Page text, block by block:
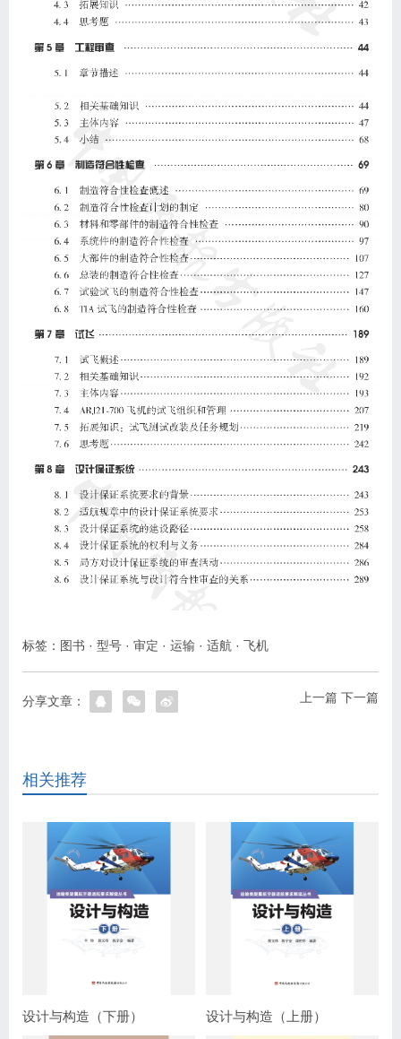
标签： 图书 · 型号 · 审定 · 运输 · 适航 · 飞机
上一篇 下一篇
分享文章：
相关推荐
设计与构造（下册） 设计与构造（上册）